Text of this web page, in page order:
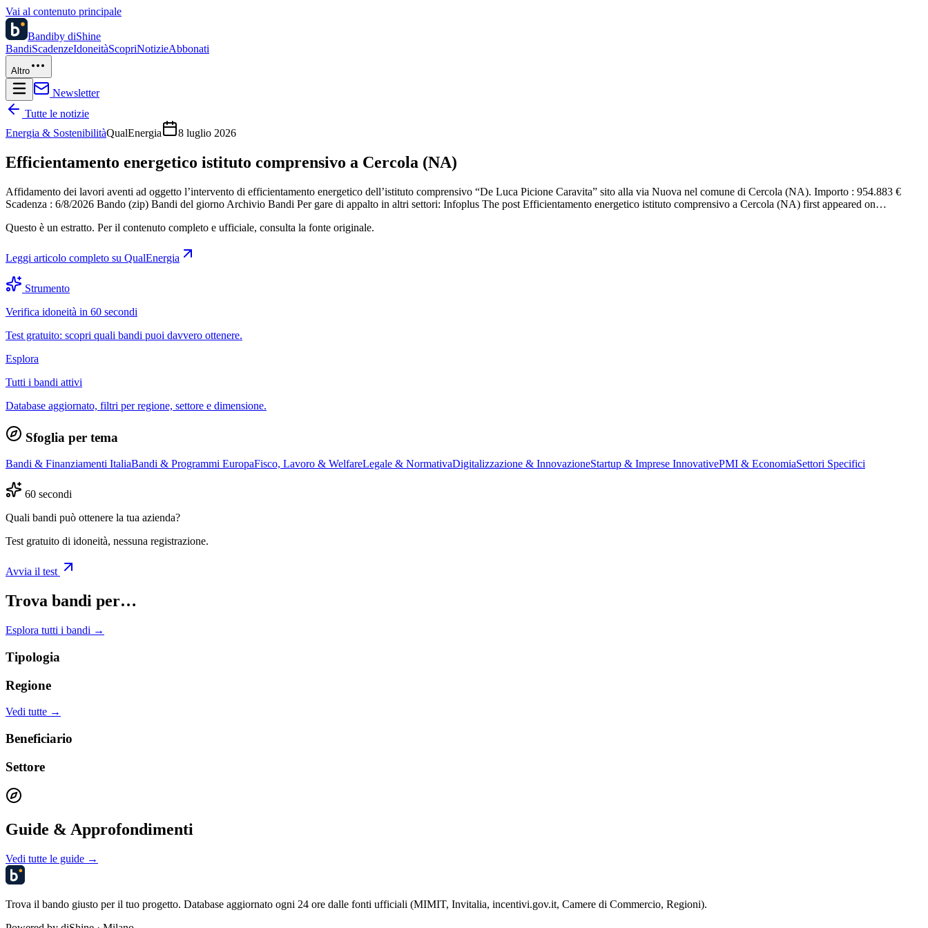
Vai al contenuto principale
Bandiby diShine
BandiScadenzeIdoneitàScopriNotizieAbbonati
Altro
Newsletter
Tutte le notizie
Energia & SostenibilitàQualEnergia 8 luglio 2026
Efficientamento energetico istituto comprensivo a Cercola (NA)
Affidamento dei lavori aventi ad oggetto l’intervento di efficientamento energetico dell’istituto comprensivo “De Luca Picione Caravita” sito alla via Nuova nel comune di Cercola (NA). Importo : 954.883 €
Scadenza : 6/8/2026 Bando (zip) Bandi del giorno Archivio Bandi Per gare di appalto in altri settori: Infoplus The post Efficientamento energetico istituto comprensivo a Cercola (NA) first appeared on…
Questo è un estratto. Per il contenuto completo e ufficiale, consulta la fonte originale.
Leggi articolo completo su QualEnergia
Strumento
Verifica idoneità in 60 secondi
Test gratuito: scopri quali bandi puoi davvero ottenere.
Esplora
Tutti i bandi attivi
Database aggiornato, filtri per regione, settore e dimensione.
Sfoglia per tema
Bandi & Finanziamenti ItaliaBandi & Programmi EuropaFisco, Lavoro & WelfareLegale & NormativaDigitalizzazione & InnovazioneStartup & Imprese InnovativePMI & EconomiaSettori Specifici
60 secondi
Quali bandi può ottenere la tua azienda?
Test gratuito di idoneità, nessuna registrazione.
Avvia il test
Trova bandi per…
Esplora tutti i bandi →
Tipologia
Regione
Vedi tutte →
Beneficiario
Settore
Guide & Approfondimenti
Vedi tutte le guide →
Trova il bando giusto per il tuo progetto. Database aggiornato ogni 24 ore dalle fonti ufficiali (MIMIT, Invitalia, incentivi.gov.it, Camere di Commercio, Regioni).